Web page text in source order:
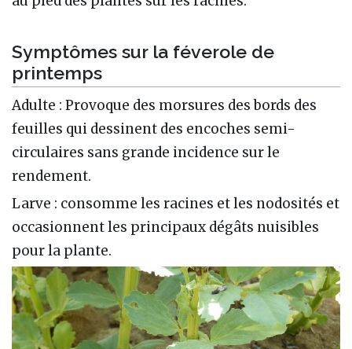
Symptômes sur la féverole de
printemps
Adulte : Provoque des morsures des bords des
feuilles qui dessinent des encoches semi-
circulaires sans grande incidence sur le
rendement.
Larve : consomme les racines et les nodosités et
occasionnent les principaux dégâts nuisibles
pour la plante.